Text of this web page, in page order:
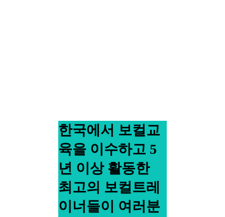
한국에서 보컬교
육을 이수하고 5
년 이상 활동한
최고의 보컬트레
이너들이 여러분